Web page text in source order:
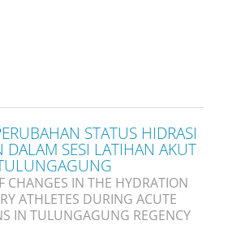
STATUS HIDRASI
DALAM SESI LATIHAN AKUT
CHANGES IN THE HYDRATION
ATHLETES DURING ACUTE
IN TULUNGAGUNG REGENCY